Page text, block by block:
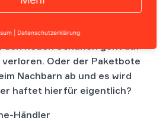
Online-Shopper. Das heiß
neuen Schuhen geht auf
Oder der Paketbote
Nachbarn ab und es wird
haftet hierfür eigentlich?
Händler
Datenschutzerklärung